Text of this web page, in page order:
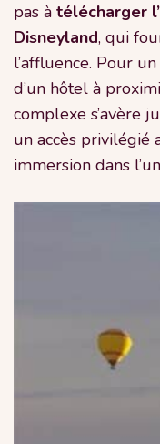
pas à télécharger
Disneyland, qui
l’affluence. Pour
d’un hôtel à
complexe s’avère
un accès privilégié
immersion dans